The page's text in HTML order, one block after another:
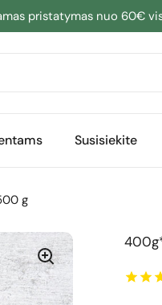
pristatymas nuo 60€
Susisiekite
g